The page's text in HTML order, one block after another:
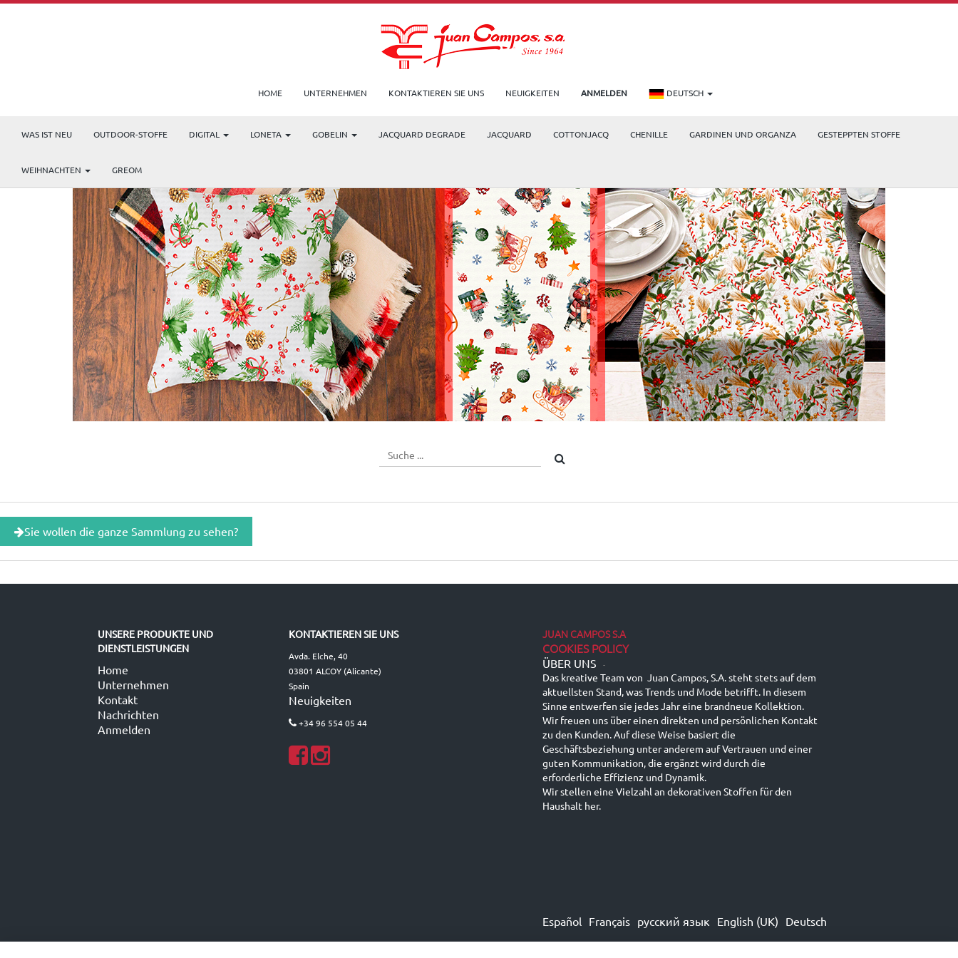
HOME UNTERNEHMEN KONTAKTIEREN SIE UNS NEUIGKEITEN ANMELDEN DEUTSCH
WAS IST NEU OUTDOOR-STOFFE DIGITAL LONETA GOBELIN JACQUARD DEGRADE JACQUARD COTTONJACQ CHENILLE GARDINEN UND ORGANZA GESTEPPTEN STOFFE
WEIHNACHTEN GREOM
Sie wollen die ganze Sammlung zu sehen?
UNSERE PRODUKTE UND
DIENSTLEISTUNGEN
Home
Unternehmen
Kontakt
Nachrichten
Anmelden
KONTAKTIEREN SIE UNS
Avda. Elche, 40
03801 ALCOY (Alicante)
Spain
Neuigkeiten
+34 96 554 05 44
JUAN CAMPOS S.A
COOKIES POLICY
ÜBER UNS -
Das kreative Team von Juan Campos, S.A. steht stets auf dem
aktuellsten Stand, was Trends und Mode betrifft. In diesem
Sinne entwerfen sie jedes Jahr eine brandneue Kollektion.
Wir freuen uns über einen direkten und persönlichen Kontakt
zu den Kunden. Auf diese Weise basiert die
Geschäftsbeziehung unter anderem auf Vertrauen und einer
guten Kommunikation, die ergänzt wird durch die
erforderliche Effizienz und Dynamik.
Wir stellen eine Vielzahl an dekorativen Stoffen für den
Haushalt her.
Español Français русский язык English (UK) Deutsch